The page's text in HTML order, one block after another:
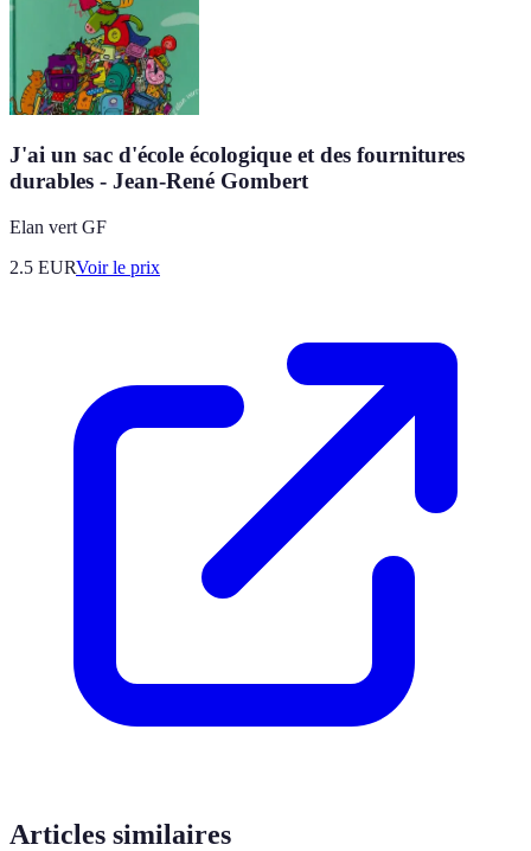
J'ai un sac d'école écologique et des fournitures
durables - Jean-René Gombert
Elan vert GF
2.5 EURVoir le prix
Articles similaires